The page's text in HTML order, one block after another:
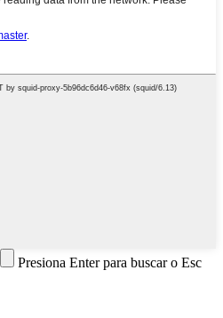
Presiona Enter para buscar o Esc